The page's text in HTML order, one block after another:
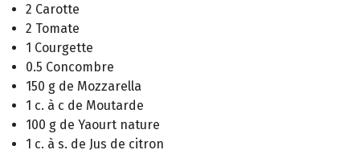
2 Carotte
2 Tomate
1 Courgette
0.5 Concombre
150 g de Mozzarella
1 c. à c de Moutarde
100 g de Yaourt nature
1 c. à s. de Jus de citron